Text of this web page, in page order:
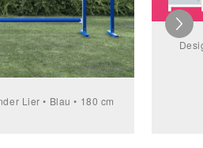
Lier • Blau • 180 cm